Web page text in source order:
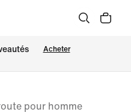
Acheter
pour homme